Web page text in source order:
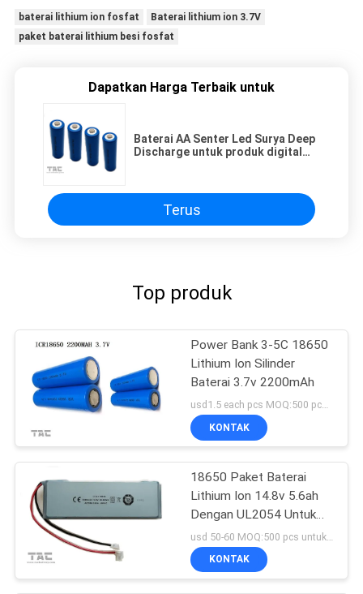
baterai lithium ion fosfat
Baterai lithium ion 3.7V
paket baterai lithium besi fosfat
Dapatkan Harga Terbaik untuk
Baterai AA Senter Led Surya Deep
Discharge untuk produk digital
Terus
Top produk
Power Bank 3-5C 18650
Lithium Ion Silinder
Baterai 3.7v 2200mAh
KONTAK
18650 Paket Baterai
Lithium Ion 14.8v 5.6ah
Dengan UL2054 Untuk
Penerangan Jalan
KONTAK